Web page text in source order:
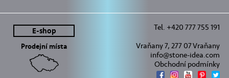
E-shop
Prodejní místa
Tel. +420 777 755 191
Vraňany 7, 277 07 Vraňany
info@stone-idea.com
Obchodní podmínky